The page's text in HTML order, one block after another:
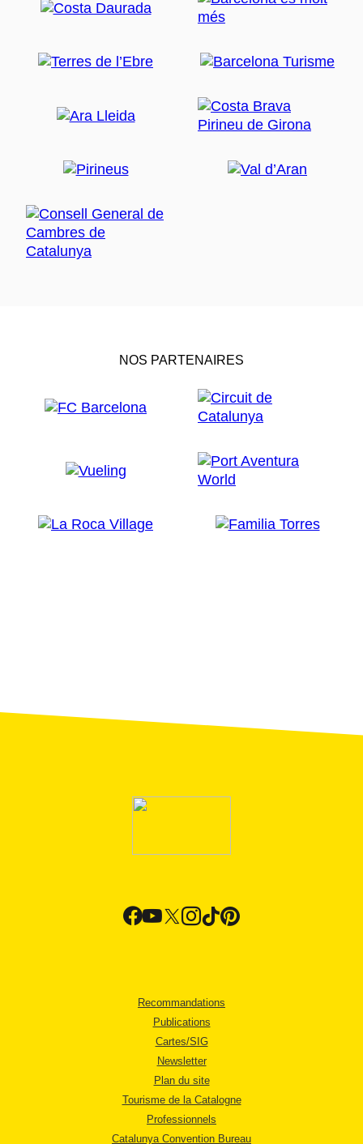
NOS PARTENAIRES
Recommandations
Publications
Cartes/SIG
Newsletter
Plan du site
Tourisme de la Catalogne
Professionnels
Catalunya Convention Bureau